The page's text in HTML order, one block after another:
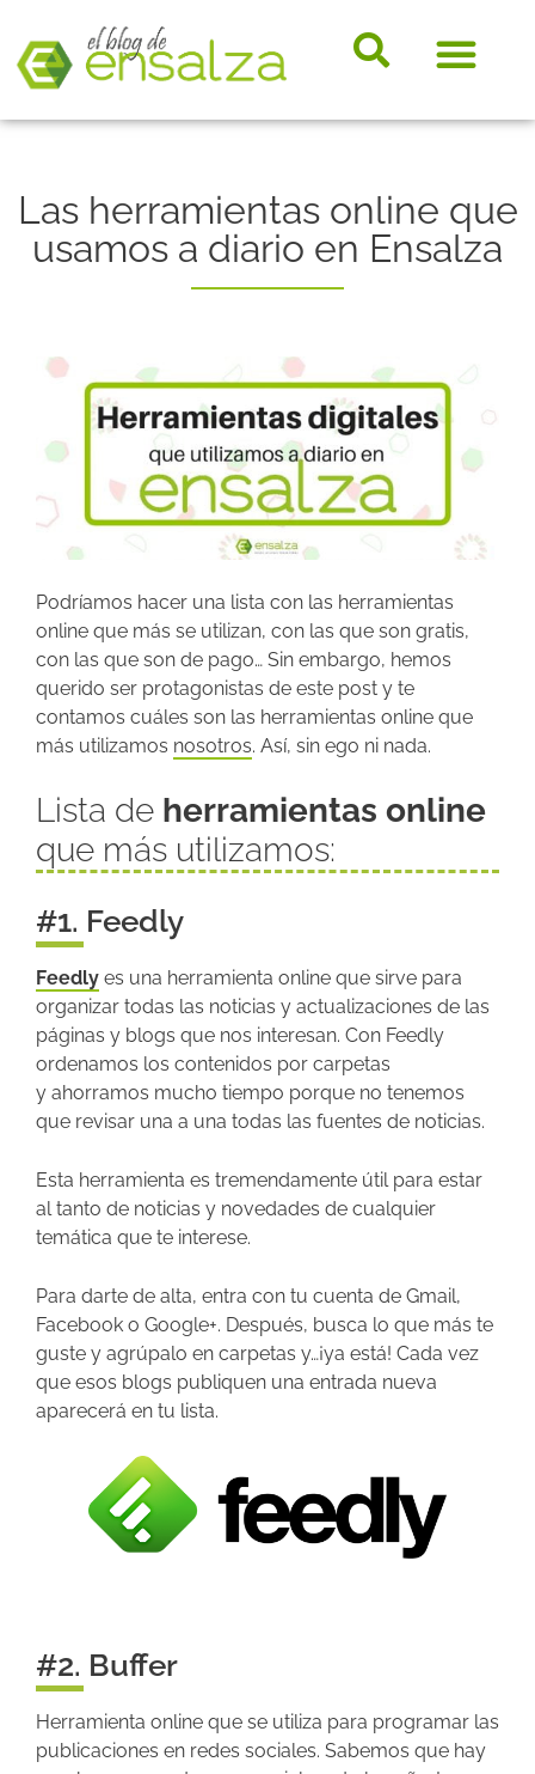
Las herramientas online que
usamos a diario en Ensalza
Podríamos hacer una lista con las herramientas
online que más se utilizan, con las que son gratis,
con las que son de pago… Sin embargo, hemos
querido ser protagonistas de este post y te
contamos cuáles son las herramientas online que
más utilizamos nosotros. Así, sin ego ni nada.
Lista de herramientas online
que más utilizamos:
#1. Feedly
Feedly es una herramienta online que sirve para
organizar todas las noticias y actualizaciones de las
páginas y blogs que nos interesan. Con Feedly
ordenamos los contenidos por carpetas
y ahorramos mucho tiempo porque no tenemos
que revisar una a una todas las fuentes de noticias.
Esta herramienta es tremendamente útil para estar
al tanto de noticias y novedades de cualquier
temática que te interese.
Para darte de alta, entra con tu cuenta de Gmail,
Facebook o Google+. Después, busca lo que más te
guste y agrúpalo en carpetas y…¡ya está! Cada vez
que esos blogs publiquen una entrada nueva
aparecerá en tu lista.
#2. Buffer
Herramienta online que se utiliza para programar las
publicaciones en redes sociales. Sabemos que hay